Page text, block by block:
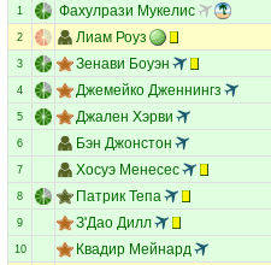
1 Фахулрази Мукелис
2 Лиам Роуз
3 Зенави Боуэн
4 Джемейко Дженнингз
5 Джален Хэрви
6 Бэн Джонстон
7 Хосуэ Менесес
8 Патрик Тепа
9 З'Дао Дилл
10 Квадир Мейнард